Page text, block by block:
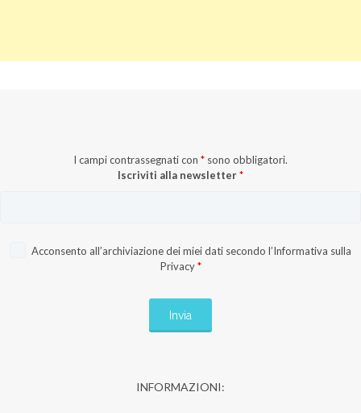
I campi contrassegnati con * sono obbligatori.
Iscriviti alla newsletter*
Acconsento all’archiviazione dei miei dati secondo l’Informativa sulla
Privacy *
INFORMAZIONI: